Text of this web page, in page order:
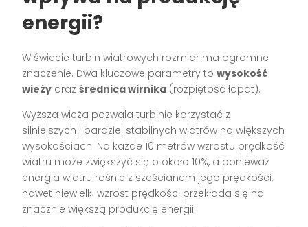
energii?
W świecie turbin wiatrowych rozmiar ma ogromne
znaczenie. Dwa kluczowe parametry towysokość
wieży orazśrednica wirnika (rozpiętość łopat).
Wyższa wieża pozwala turbinie korzystać z
silniejszych i bardziej stabilnych wiatrów na większych
wysokościach. Na każde 10 metrów wzrostu prędkość
wiatru może zwiększyć się o około 10%, a ponieważ
energia wiatru rośnie z sześcianem jego prędkości,
nawet niewielki wzrost prędkości przekłada się na
znacznie większą produkcję energii.